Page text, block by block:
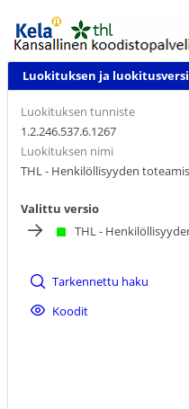
Luokituksen ja
Luokituksen tunniste
1.2.246.537.6.1267
Luokituksen nimi
THL - Henkilöllisyyden
Valittu versio
THL -
Tarkennettu haku
Koodit